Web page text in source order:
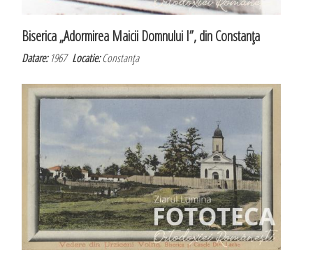
Biserica „Adormirea Maicii Domnului I”, din Constanţa
Datare:1967Locatie:Constanţa